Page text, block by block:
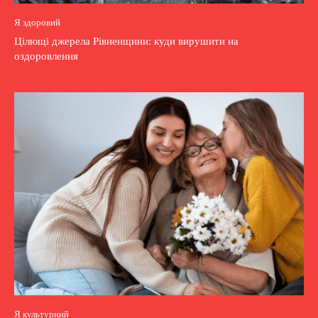
Я здоровий
Цілющі джерела Рівненщини: куди вирушити на
оздоровлення
Я культурний